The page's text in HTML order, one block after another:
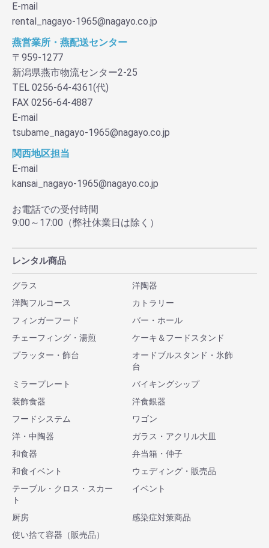
E-mail
rental_nagayo-1965@nagayo.co.jp
燕営業所・燕配送センター
〒959-1277
新潟県燕市物流センター2-25
TEL 0256-64-4361(代)
FAX 0256-64-4887
E-mail
tsubame_nagayo-1965@nagayo.co.jp
関西地区担当
E-mail
kansai_nagayo-1965@nagayo.co.jp
お電話での受付時間
9:00～17:00（弊社休業日は除く）
レンタル商品
グラス
洋陶器
洋陶フルコース
カトラリー
フィンガーフード
バー・ホール
チェーフィング・湯煎
ケーキ＆フードスタンド
プラッター・飾台
オードブルスタンド・氷飾
台
ミラープレート
バイキングシップ
装飾食器
洋食銀器
フードシステム
ワゴン
洋・中陶器
ガラス・アクリル大皿
和食器
弁当箱・仲子
和食イベント
ウェディング・販売品
テーブル・クロス・スカー
ト
イベント
厨房
感染症対策商品
使い捨て容器（販売品）